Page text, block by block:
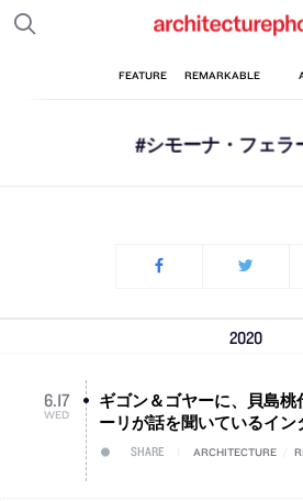
#シモーナ・フェラ
2020
6.17
WED
ギゴン＆ゴヤーに、貝島
ーリが話を聞いているイン
SHARE ARCHITECTURE